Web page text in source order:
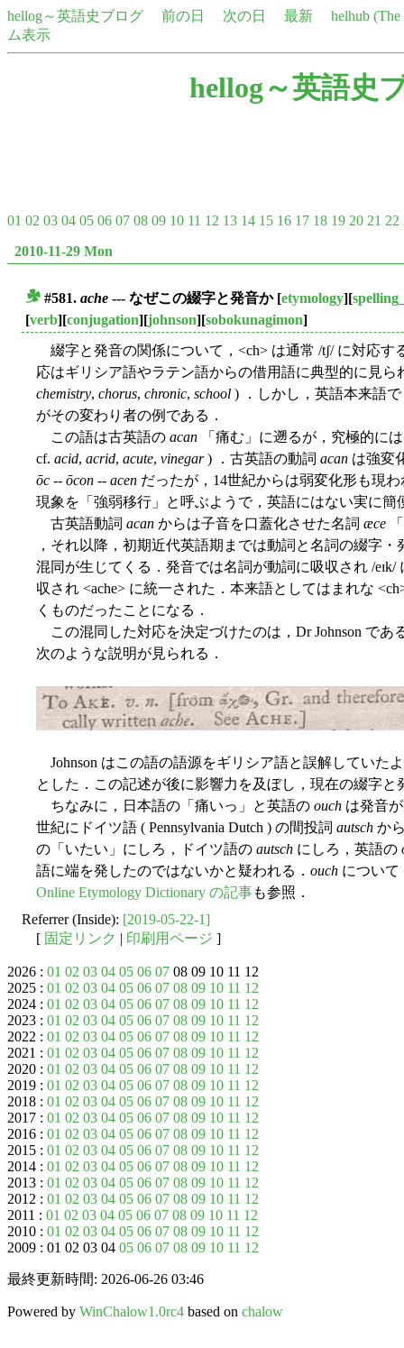
hellog～英語史ブログ 前の日 次の日 最新
helhub
ム表示
hellog～英語史
01 02 03 04 05 06 07 08 09 10 11 12 13 14 15 16 17 18 19 20 21 22
2010-11-29 Mon
#581. ache --- なぜこの綴字と発音か[etymology][
[verb][conjugation][johnson][sobokunagimon]
綴字と発音の関係について，<ch> は通常 /tʃ/ に対応す
応はギリシア語やラテン語からの借用語に典型的に見ら
chemistry, chorus, chronic, school ) ．しかし，英語本来語
がその変わり者の例である．
この語は古英語の acan 「痛む」に遡るが，究極的に
cf. acid, acrid, acute, vinegar) ．古英語の動詞 acan は強変
ōc -- ōcon -- acen だったが，14世紀からは弱変化形も現
現象を「強弱移行」と呼ぶようで，英語にはない実に簡
古英語動詞 acan からは子音を口蓋化させた名詞 æce
，それ以降，初期近代英語期までは動詞と名詞の綴字
混同が生じてくる．発音では名詞が動詞に吸収され /
収され <ache> に統一された．本来語としてはまれな
くものだったことになる．
この混同した対応を決定づけたのは，Dr Johnson であ
次のような説明が見られる．
Johnson はこの語の語源をギリシア語と誤解していた
とした．この記述が後に影響力を及ぼし，現在の綴字
ちなみに，日本語の「痛いっ」と英語の ouch は発音
世紀にドイツ語 ( Pennsylvania Dutch ) の間投詞 autsch か
の「いたい」にしろ，ドイツ語の autsch にしろ，英語の
語に端を発したのではないかと疑われる． ouch について
Online Etymology Dictionary の記事も参照．
Referrer (Inside): [2019-05-22-1]
[ 固定リンク | 印刷用ページ ]
2026 : 01 02 03 04 05 06 07 08 09 10 11 12
2025 : 01 02 03 04 05 06 07 08 09 10 11 12
2024 : 01 02 03 04 05 06 07 08 09 10 11 12
2023 : 01 02 03 04 05 06 07 08 09 10 11 12
2022 : 01 02 03 04 05 06 07 08 09 10 11 12
2021 : 01 02 03 04 05 06 07 08 09 10 11 12
2020 : 01 02 03 04 05 06 07 08 09 10 11 12
2019 : 01 02 03 04 05 06 07 08 09 10 11 12
2018 : 01 02 03 04 05 06 07 08 09 10 11 12
2017 : 01 02 03 04 05 06 07 08 09 10 11 12
2016 : 01 02 03 04 05 06 07 08 09 10 11 12
2015 : 01 02 03 04 05 06 07 08 09 10 11 12
2014 : 01 02 03 04 05 06 07 08 09 10 11 12
2013 : 01 02 03 04 05 06 07 08 09 10 11 12
2012 : 01 02 03 04 05 06 07 08 09 10 11 12
2011 : 01 02 03 04 05 06 07 08 09 10 11 12
2010 : 01 02 03 04 05 06 07 08 09 10 11 12
2009 : 01 02 03 04 05 06 07 08 09 10 11 12
最終更新時間: 2026-06-26 03:46
Powered by WinChalow1.0rc4 based on chalow